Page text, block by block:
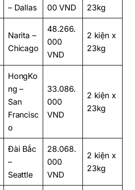
– Dallas
00 VND
23kg
Narita –
Chicago
48.266.
000
VND
2 kiện x
23kg
HongKo
ng –
San
Francisc
o
33.086.
000
VND
2 kiện x
23kg
Đài Bắc
–
Seattle
28.068.
000
VND
2 kiện x
23kg